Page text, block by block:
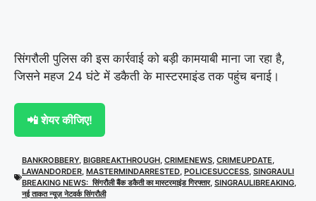
सिंगरौली पुलिस की इस कार्रवाई को बड़ी कामयाबी माना जा रहा है,
जिसने महज 24 घंटे में डकैती के मास्टरमाइंड तक पहुंच बनाई।
📲 शेयर कीजिए!
BANKROBBERY, BIGBREAKTHROUGH, CRIMENEWS, CRIMEUPDATE,
LAWANDORDER, MASTERMINDARRESTED, POLICESUCCESS, SINGRAULI
BREAKING NEWS: सिंगरौली बैंक डकैती का मास्टरमाइंड गिरफ्तार, SINGRAULIBREAKING,
नई ताकत न्यूज़ नेटवर्क सिंगरौली